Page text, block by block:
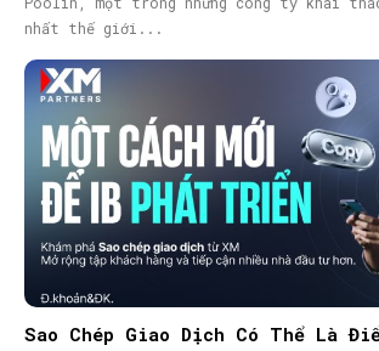
nhất thế giới...
Sao Chép Giao Dịch Có Thể Là